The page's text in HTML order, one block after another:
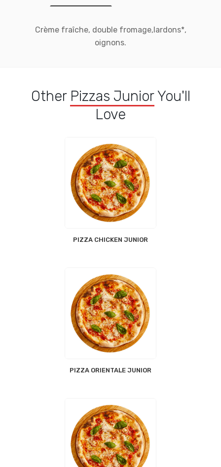
Crème fraîche, double fromage,lardons*,
oignons.
Other Pizzas JuniorYou'll
Love
PIZZA CHICKEN JUNIOR
PIZZA ORIENTALE JUNIOR